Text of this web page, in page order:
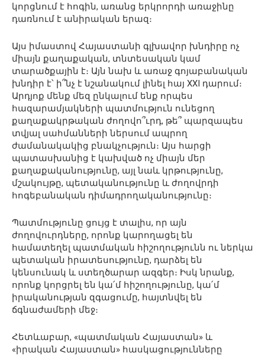
կորցնում է հոգին, առանց երկրորդի առաջինը
դառնում է անիրական երազ։
Այս իմաստով Հայաստանի գլխավոր խնդիրը ոչ
միայն քաղաքական, տնտեսական կամ
տարածքային է։ Այն նախ և առաջ գոյաբանական
խնդիր է՝ ի՞նչ է նշանակում լինել հայ XXI դարում։
Արդյոք մենք մեզ ընկալում ենք որպես
հազարամյակների պատմություն ունեցող
քաղաքակրթական ժողովո՞ւրդ, թե՞ պարզապես
տվյալ սահմանների ներսում ապրող
ժամանակակից բնակչություն։ Այս հարցի
պատասխանից է կախված ոչ միայն մեր
քաղաքականությունը, այլ նաև կրթությունը,
մշակույթը, պետականությունը և ժողովրդի
հոգեբանական դիմադրողականությունը։
Պատմությունը ցույց է տալիս, որ այն
ժողովուրդները, որոնք կարողացել են
համատեղել պատմական հիշողությունն ու ներկա
պետական իրատեսությունը, դարձել են
կենսունակ և ստեղծարար ազգեր։ Իսկ նրանք,
որոնք կորցրել են կա՛մ հիշողությունը, կա՛մ
իրականության զգացումը, հայտնվել են
ճգնաժամերի մեջ։
Հետևաբար, «պատմական Հայաստան» և
«իրական Հայաստան» հասկացությունները